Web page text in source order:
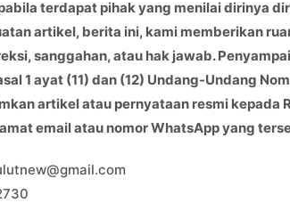
terdapat pihak yang menilai dirinya
artikel, berita ini, kami memberikan
sanggahan, atau hak jawab.
1 ayat (11) dan (12) Undang-Undang
artikel atau pernyataan resmi kepada
email atau nomor WhatsApp yang